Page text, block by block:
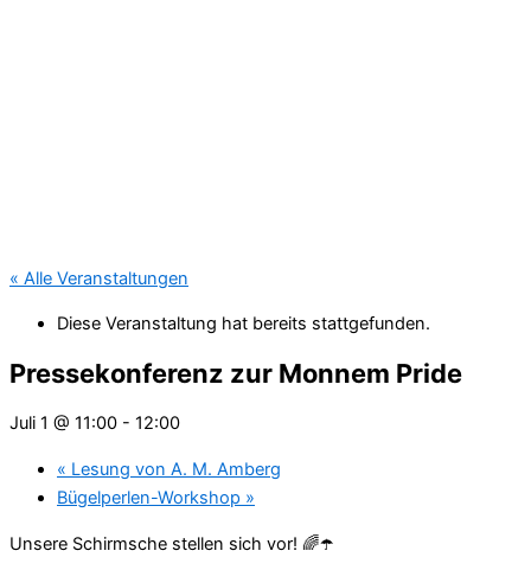
« Alle Veranstaltungen
Diese Veranstaltung hat bereits stattgefunden.
Pressekonferenz zur Monnem Pride
Juli 1 @ 11:00 - 12:00
« Lesung von A. M. Amberg
Bügelperlen-Workshop »
Unsere Schirmsche stellen sich vor! 🌈☂️